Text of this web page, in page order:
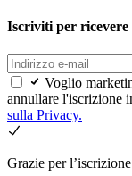
Iscriviti per ricevere
Voglio
annullare l'iscrizione
sulla Privacy.
Grazie per